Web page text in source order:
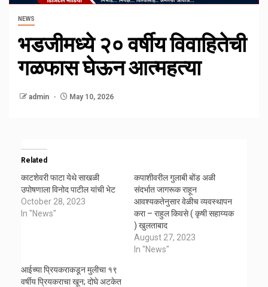
NEWS
भडजीमध्ये २० वर्षीय विवाहितेची
गळफास घेऊन आत्महत्या
admin May 10, 2026
Related
काटशेवरी फाटा येथे साखळी
उपोषणाला विनोद पाटील यांची भेट
October 28, 2023
In "News"
कपाशीवरील गुलाबी बोंड अळी
संदर्भात जागरूक राहून
आवश्यकतेनुसार वेळीच व्यवस्थापन
करा – राहुल किवसे ( कृषी सहाय्यक
) खुलताबाद
August 27, 2023
In "News"
आईच्या प्रियकराकडून मुलीचा १९
वर्षीय प्रियकराचा खून; दोघे अटकेत